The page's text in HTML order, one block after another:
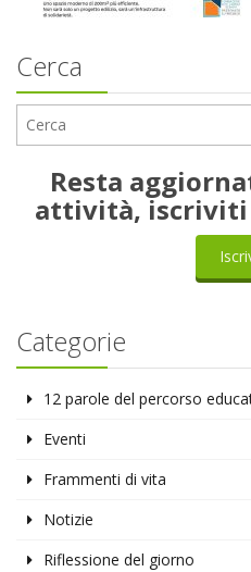
Cerca
Resta
attività,
Categorie
12 parole del percorso
Eventi
Frammenti di vita
Notizie
Riflessione del giorno